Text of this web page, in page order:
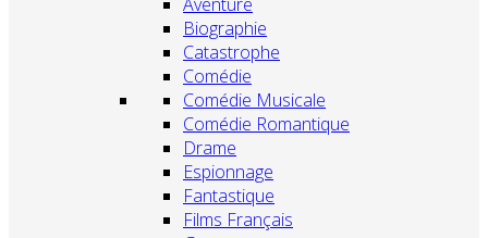
Biographie
Catastrophe
Comédie
Comédie Musicale
Comédie Romantique
Drame
Espionnage
Fantastique
Films Français